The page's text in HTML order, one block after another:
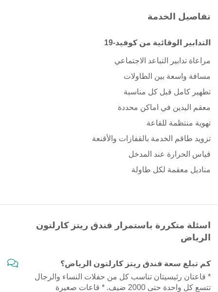
تفاصيل الخدمة
التدابير الوقائية من كوفيد-19
مراعاة تدابير التباعد الاجتماعي
مسافة واسعة بين الطاولات
تطهير كامل قبل كل مناسبة
معقم اليدين في اماكن محددة
تهوية منتظمة للقاعة
تزويد طاقم الخدمة بالقفازات والأقنعة
قياس الحرارة عند المدخل
مناديل معقمة لكل طاولة
اسئلة متكررة باستمرار فندق ريتز كارلتون
الرياض
كم تبلغ سعة فندق ريتز كارلتون الرياض؟
* قاعتان رئيسيتان تناسب كل من حفلات النساء والرجال
تتسع كل واحدة حتى 2000 ضيف. * قاعات صغيرة